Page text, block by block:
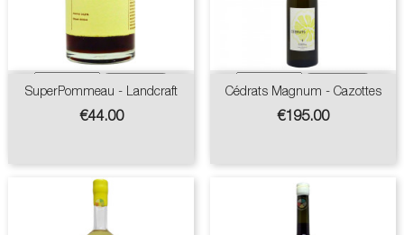
SuperPommeau - Landcraft
Price
€44.00
Cédrats Magnum - Cazottes
Price
€195.00